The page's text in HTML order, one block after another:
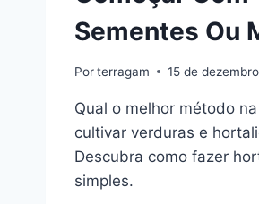
Sementes Ou
Porterragam 15 de
Qual o melhor método
cultivar verduras e
Descubra como fazer
simples.